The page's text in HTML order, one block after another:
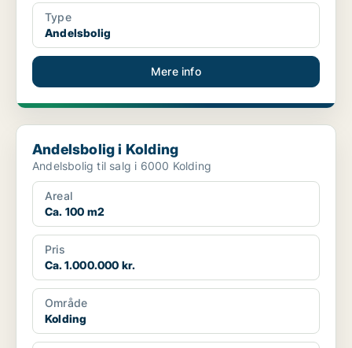
Type
Andelsbolig
Mere info
Andelsbolig i Kolding
Andelsbolig i Kolding
Andelsbolig til salg i 6000 Kolding
Areal
Ca. 100 m2
Pris
Ca. 1.000.000 kr.
Område
Kolding